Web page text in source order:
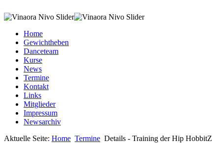
Home
Gewichtheben
Danceteam
Kurse
News
Termine
Kontakt
Links
Mitglieder
Impressum
Newsarchiv
Aktuelle Seite: Home Termine Details - Training der Hip HobbitZ